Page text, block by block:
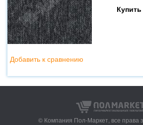
Купить
Добавить к сравнению
© Компания Пол-Маркет, все права